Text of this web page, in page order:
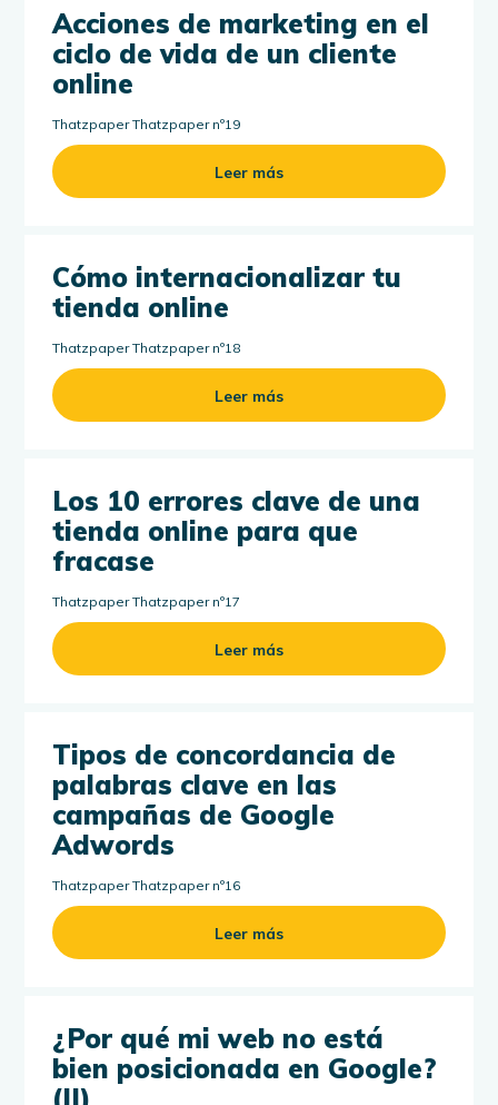
Acciones de marketing en el
ciclo de vida de un cliente
online
Thatzpaper Thatzpaper nº19
Leer más
Cómo internacionalizar tu
tienda online
Thatzpaper Thatzpaper nº18
Leer más
Los 10 errores clave de una
tienda online para que
fracase
Thatzpaper Thatzpaper nº17
Leer más
Tipos de concordancia de
palabras clave en las
campañas de Google
Adwords
Thatzpaper Thatzpaper nº16
Leer más
¿Por qué mi web no está
bien posicionada en Google?